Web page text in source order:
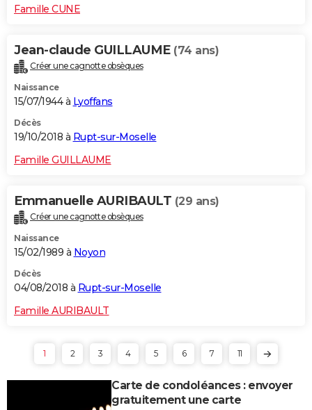
Famille CUNE
Jean-claude GUILLAUME (74 ans)
Créer une cagnotte obsèques
Naissance
15/07/1944 à Lyoffans
Décès
19/10/2018 à Rupt-sur-Moselle
Famille GUILLAUME
Emmanuelle AURIBAULT (29 ans)
Créer une cagnotte obsèques
Naissance
15/02/1989 à Noyon
Décès
04/08/2018 à Rupt-sur-Moselle
Famille AURIBAULT
1 2 3 4 5 6 7 11
Carte de condoléances : envoyer
gratuitement une carte